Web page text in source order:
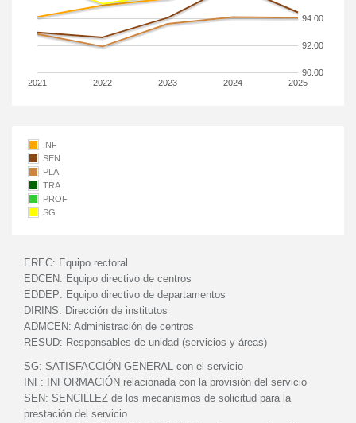
2021 2022 2023 2024 2025
90.00
92.00
94.00
INF
SEN
PLA
TRA
PROF
SG
EREC: Equipo rectoral
EDCEN: Equipo directivo de centros
EDDEP: Equipo directivo de departamentos
DIRINS: Dirección de institutos
ADMCEN: Administración de centros
RESUD: Responsables de unidad (servicios y áreas)
SG: SATISFACCIÓN GENERAL con el servicio
INF:
INFORMACIÓN relacionada con la provisión del servicio
SEN: SENCILLEZ de los mecanismos de solicitud para la
prestación del servicio